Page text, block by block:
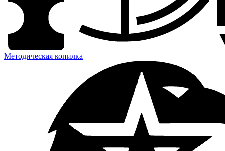
Методическая копилка